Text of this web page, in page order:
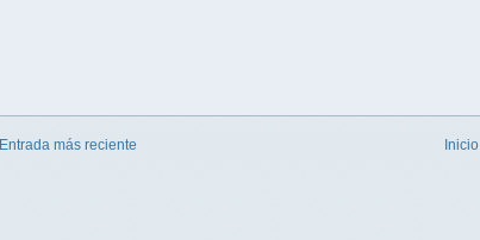
Entrada más reciente Inicio